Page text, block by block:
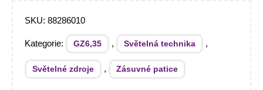
SKU: 88286010
Kategorie: GZ6,35 , Světelná technika ,
Světelné zdroje , Zásuvné patice